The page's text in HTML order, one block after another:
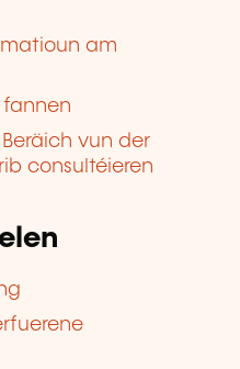
am
fannen
vun der
consultéieren